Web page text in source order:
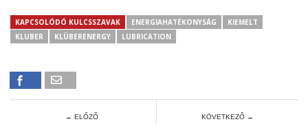
KAPCSOLÓDÓ KULCSSZAVAK ENERGIAHATÉKONYSÁG
KIEMELT
KLUBER
KLÜBERENERGY LUBRICATION
← ELŐZŐ KÖVETKEZŐ →